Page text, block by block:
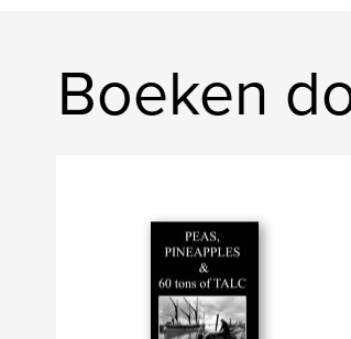
Boeken